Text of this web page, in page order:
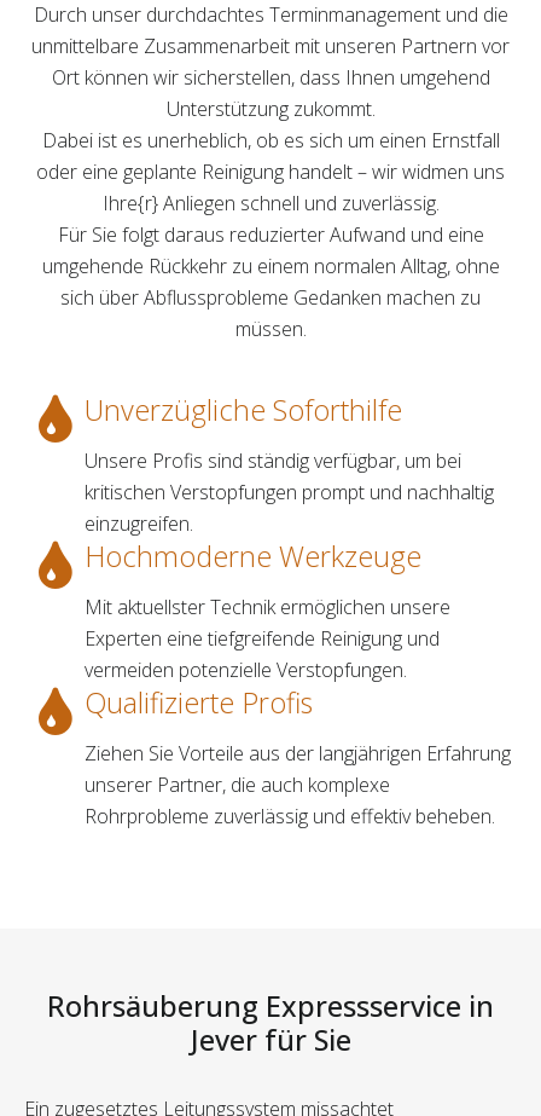
Durch unser durchdachtes Terminmanagement und die
unmittelbare Zusammenarbeit mit unseren Partnern vor
Ort können wir sicherstellen, dass Ihnen umgehend
Unterstützung zukommt.
Dabei ist es unerheblich, ob es sich um einen Ernstfall
oder eine geplante Reinigung handelt – wir widmen uns
Ihre{r} Anliegen schnell und zuverlässig.
Für Sie folgt daraus reduzierter Aufwand und eine
umgehende Rückkehr zu einem normalen Alltag, ohne
sich über Abflussprobleme Gedanken machen zu
müssen.
Unverzügliche Soforthilfe
Unsere Profis sind ständig verfügbar, um bei
kritischen Verstopfungen prompt und nachhaltig
einzugreifen.
Hochmoderne Werkzeuge
Mit aktuellster Technik ermöglichen unsere
Experten eine tiefgreifende Reinigung und
vermeiden potenzielle Verstopfungen.
Qualifizierte Profis
Ziehen Sie Vorteile aus der langjährigen Erfahrung
unserer Partner, die auch komplexe
Rohrprobleme zuverlässig und effektiv beheben.
Rohrsäuberung Expressservice in
Jever für Sie
Ein zugesetztes Leitungssystem missachtet